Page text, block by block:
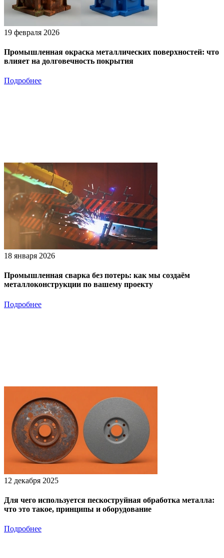
19 февраля 2026
Промышленная окраска металлических поверхностей: что
влияет на долговечность покрытия
Подробнее
18 января 2026
Промышленная сварка без потерь: как мы создаём
металлоконструкции по вашему проекту
Подробнее
12 декабря 2025
Для чего используется пескоструйная обработка металла:
что это такое, принципы и оборудование
Подробнее